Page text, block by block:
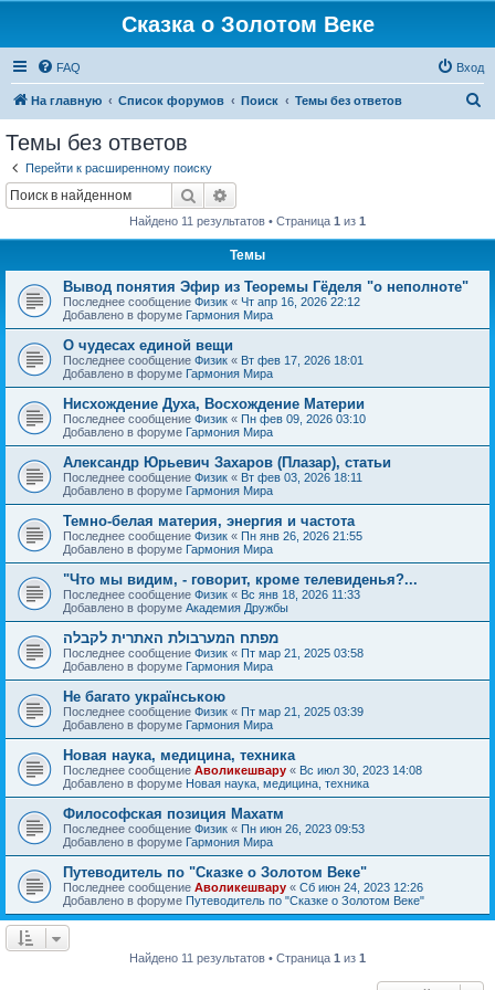
Сказка о Золотом Веке
FAQ Вход
На главную Список форумов Поиск Темы без ответов
Темы без ответов
Перейти к расширенному поиску
Поиск
Найдено 11 результатов • Страница 1 из 1
Темы
Вывод понятия Эфир из Теоремы Гёделя "о неполноте"
Последнее сообщение Физик « Чт апр 16, 2026 22:12
Добавлено в форуме Гармония Мира
О чудесах единой вещи
Последнее сообщение Физик « Вт фев 17, 2026 18:01
Добавлено в форуме Гармония Мира
Нисхождение Духа, Восхождение Материи
Последнее сообщение Физик « Пн фев 09, 2026 03:10
Добавлено в форуме Гармония Мира
Александр Юрьевич Захаров (Плазар), статьи
Последнее сообщение Физик « Вт фев 03, 2026 18:11
Добавлено в форуме Гармония Мира
Темно-белая материя, энергия и частота
Последнее сообщение Физик « Пн янв 26, 2026 21:55
Добавлено в форуме Гармония Мира
"Что мы видим, - говорит, кроме телевиденья?...
Последнее сообщение Физик « Вс янв 18, 2026 11:33
Добавлено в форуме Академия Дружбы
מפתח המערבולת האתרית לקבלה
Последнее сообщение Физик « Пт мар 21, 2025 03:58
Добавлено в форуме Гармония Мира
Не багато українською
Последнее сообщение Физик « Пт мар 21, 2025 03:39
Добавлено в форуме Гармония Мира
Новая наука, медицина, техника
Последнее сообщение Аволикешвару « Вс июл 30, 2023 14:08
Добавлено в форуме Новая наука, медицина, техника
Философская позиция Махатм
Последнее сообщение Физик « Пн июн 26, 2023 09:53
Добавлено в форуме Гармония Мира
Путеводитель по "Сказке о Золотом Веке"
Последнее сообщение Аволикешвару « Сб июн 24, 2023 12:26
Добавлено в форуме Путеводитель по "Сказке о Золотом Веке"
Найдено 11 результатов • Страница 1 из 1